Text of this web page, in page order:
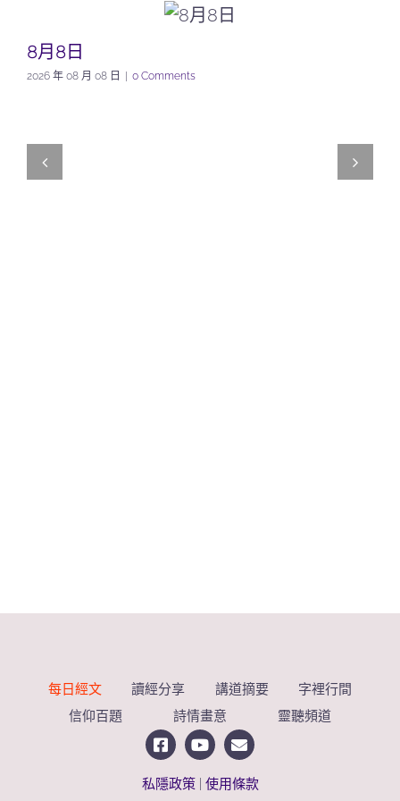
8月8日
2026 年 08 月 08 日 0 Comments
每日經文 讀經分享 講道摘要
字裡行間
信仰百題
詩情畫意 靈聽頻道
私隱政策 使用條款